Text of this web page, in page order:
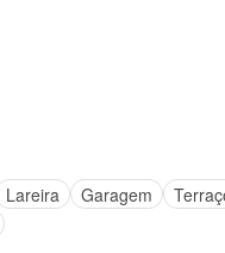
Lareira Garagem